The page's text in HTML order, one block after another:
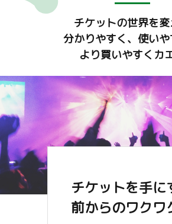
チケットの世界を
分かりやすく、使いや
より買いやすくカ
チケットを手に
前からのワクワ